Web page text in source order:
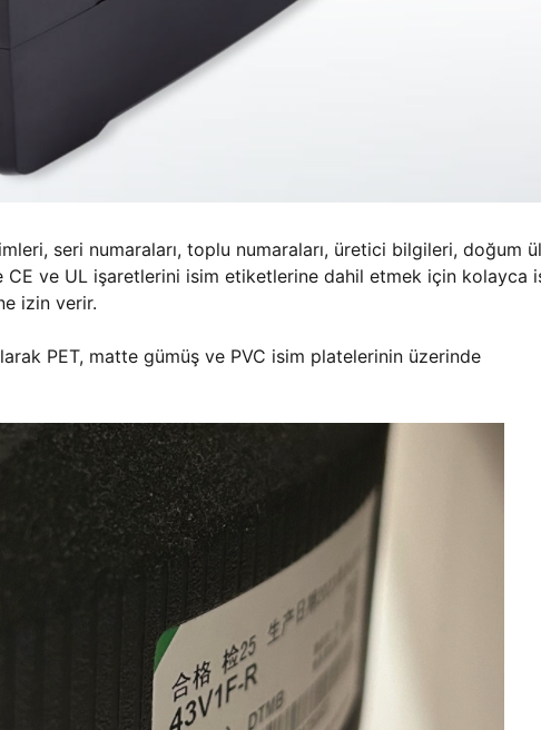
seri numaraları, toplu numaraları, üretici bilgileri, doğum
CE ve UL işaretlerini isim etiketlerine dahil etmek için kolayca
izin verir.
PET, matte gümüş ve PVC isim platelerinin üzerinde